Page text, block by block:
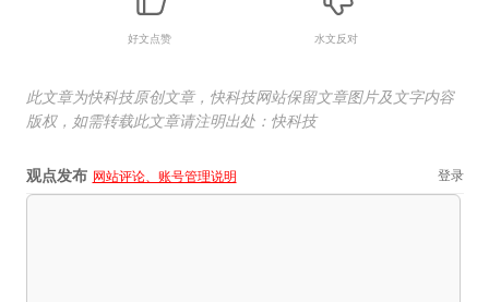
好文点赞 水文反对
此文章为快科技原创文章，快科技网站保留文章图片及文字内容
版权，如需转载此文章请注明出处：快科技
观点发布 网站评论、账号管理说明 登录